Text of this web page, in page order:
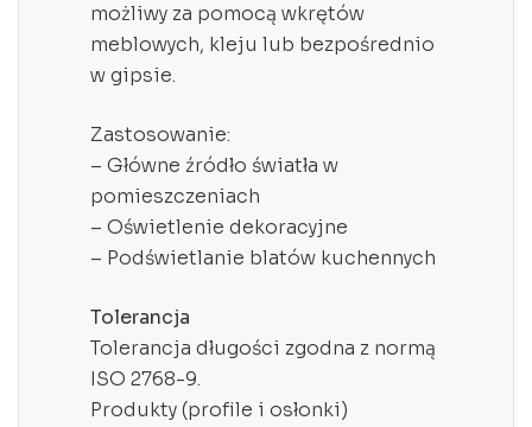
możliwy za pomocą wkrętów
meblowych, kleju lub bezpośrednio
w gipsie.
Zastosowanie:
– Główne źródło światła w
pomieszczeniach
– Oświetlenie dekoracyjne
– Podświetlanie blatów kuchennych
Tolerancja
Tolerancja długości zgodna z normą
ISO 2768-9.
Produkty (profile i osłonki)